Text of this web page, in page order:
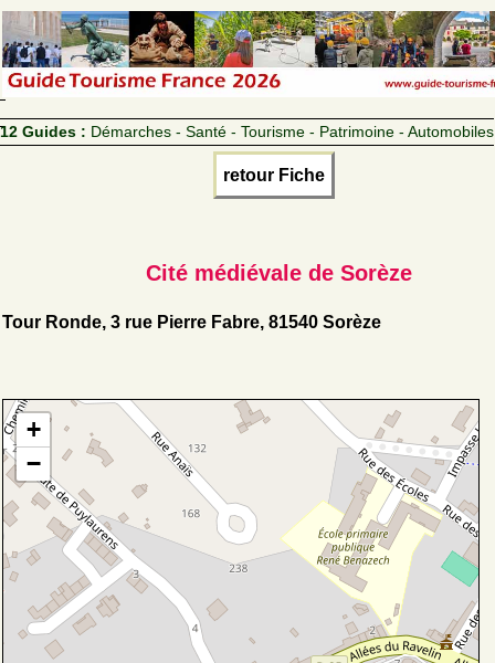
12 Guides : Démarches - Santé - Tourisme - Patrimoine - Automobiles
retour Fiche
Cité médiévale de Sorèze
Tour Ronde, 3 rue Pierre Fabre, 81540 Sorèze
+
−